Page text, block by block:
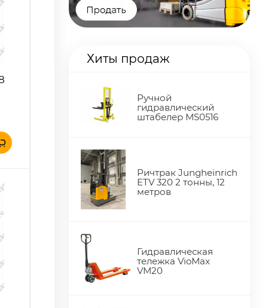
Хиты продаж
Ручной
гидравлический
штабелер MS0516
Ричтрак Jungheinrich
ETV 320 2 тонны, 12
метров
Гидравлическая
тележка VioMax
VM20